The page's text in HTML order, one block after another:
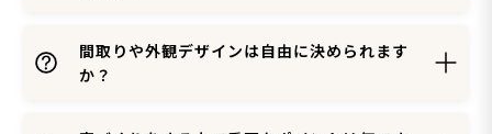
間取りや外観デザインは自由に決められます
か？